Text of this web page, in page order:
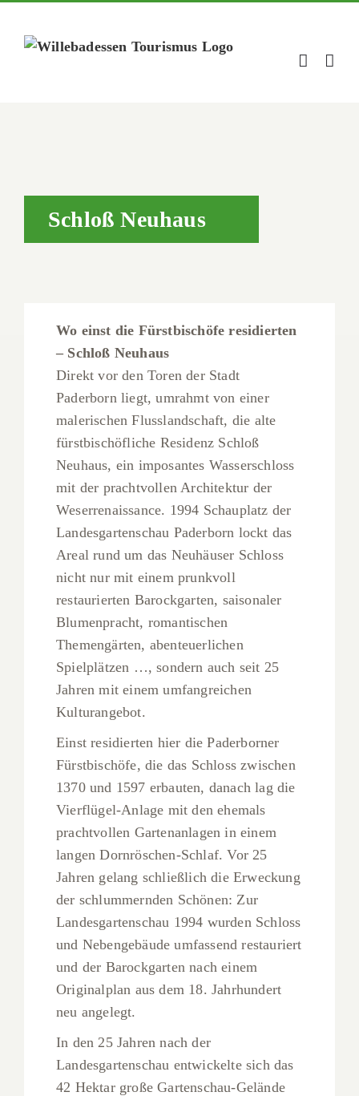
Inhalt
springen
Schloß Neuhaus
Wo einst die Fürstbischöfe residierten
– Schloß Neuhaus
Direkt vor den Toren der Stadt
Paderborn liegt, umrahmt von einer
malerischen Flusslandschaft, die alte
fürstbischöfliche Residenz Schloß
Neuhaus, ein imposantes Wasserschloss
mit der prachtvollen Architektur der
Weserrenaissance. 1994 Schauplatz der
Landesgartenschau Paderborn lockt das
Areal rund um das Neuhäuser Schloss
nicht nur mit einem prunkvoll
restaurierten Barockgarten, saisonaler
Blumenpracht, romantischen
Themengärten, abenteuerlichen
Spielplätzen …, sondern auch seit 25
Jahren mit einem umfangreichen
Kulturangebot.
Einst residierten hier die Paderborner
Fürstbischöfe, die das Schloss zwischen
1370 und 1597 erbauten, danach lag die
Vierflügel-Anlage mit den ehemals
prachtvollen Gartenanlagen in einem
langen Dornröschen-Schlaf. Vor 25
Jahren gelang schließlich die Erweckung
der schlummernden Schönen: Zur
Landesgartenschau 1994 wurden Schloss
und Nebengebäude umfassend restauriert
und der Barockgarten nach einem
Originalplan aus dem 18. Jahrhundert
neu angelegt.
In den 25 Jahren nach der
Landesgartenschau entwickelte sich das
42 Hektar große Gartenschau-Gelände